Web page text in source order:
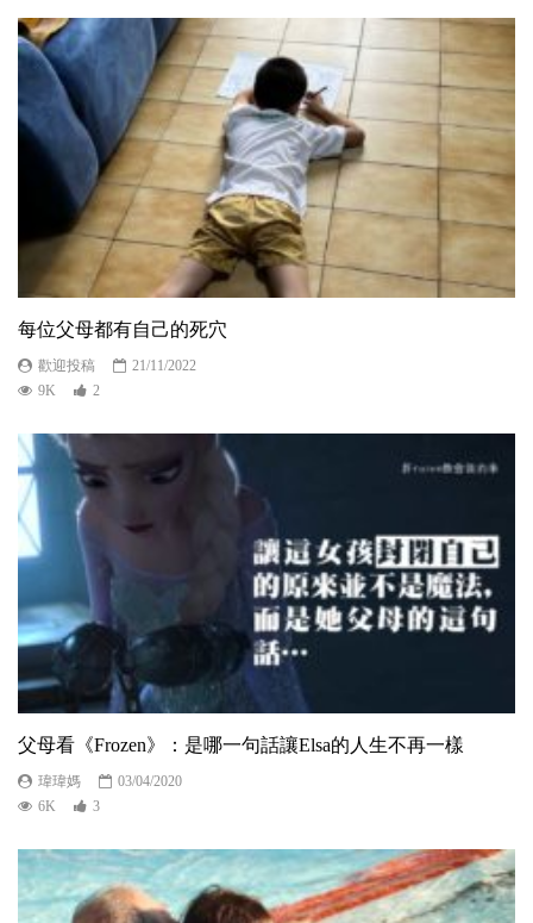
每位父母都有自己的死穴
歡迎投稿
21/11/2022
9K
2
父母看《Frozen》：是哪一句話讓Elsa的人生不再一樣
瑋瑋媽
03/04/2020
6K
3